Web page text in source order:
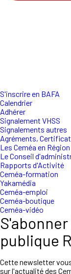
S'inscrire en BAFA
Calendrier
Adhérer
Signalement VHSS
Signalements autres
Agréments,
Les Ceméa en Région
Le Conseil
Rapports d'Activité
Ceméa-formation
Yakamédia
Ceméa-emploi
Ceméa-boutique
Ceméa-vidéo
publique
Cette newsletter
sur l'actualité des